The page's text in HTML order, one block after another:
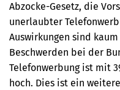
Abzocke-Gesetz, die
unerlaubter
Auswirkungen sind
Beschwerden bei der
Telefonwerbung ist mit
hoch. Dies ist ein